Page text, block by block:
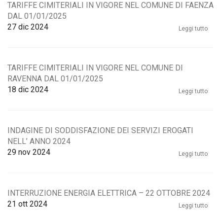
TARIFFE CIMITERIALI IN VIGORE NEL COMUNE DI FAENZA
DAL 01/01/2025
27 dic 2024 Leggi tutto
TARIFFE CIMITERIALI IN VIGORE NEL COMUNE DI
RAVENNA DAL 01/01/2025
18 dic 2024 Leggi tutto
INDAGINE DI SODDISFAZIONE DEI SERVIZI EROGATI
NELL’ ANNO 2024
29 nov 2024 Leggi tutto
INTERRUZIONE ENERGIA ELETTRICA – 22 OTTOBRE 2024
21 ott 2024 Leggi tutto